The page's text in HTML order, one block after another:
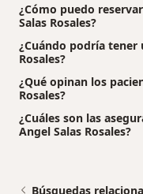
¿Cómo puedo
Salas Rosales?
¿Cuándo podría tener
Rosales?
¿Qué opinan los
Rosales?
¿Cuáles son las
Angel Salas Rosales?
Búsquedas